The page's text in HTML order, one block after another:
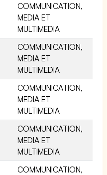
COMMUNICATION,
MEDIA ET
MULTIMEDIA
COMMUNICATION,
MEDIA ET
MULTIMEDIA
COMMUNICATION,
MEDIA ET
MULTIMEDIA
COMMUNICATION,
MEDIA ET
MULTIMEDIA
COMMUNICATION,